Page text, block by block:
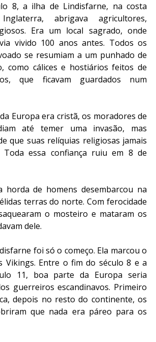
8, a ilha de Lindisfarne, na costa
abrigava agricultores,
Era um local sagrado, onde
vivido 100 anos antes. Todos os
se resumiam a um punhado de
como cálices e hostiários feitos de
que ficavam guardados num
Europa era cristã, os moradores de
até temer uma invasão, mas
que suas relíquias religiosas jamais
Toda essa confiança ruiu em 8 de
horda de homens desembarcou na
ter­ras do norte. Com ferocidade
o mosteiro e mataram os
dele.
foi só o começo. Ela marcou o
Vikings. Entre o fim do século 8 e a
11, boa parte da Europa seria
guerreiros escandinavos. Primeiro
depois no resto do continente, os
que nada era páreo para os